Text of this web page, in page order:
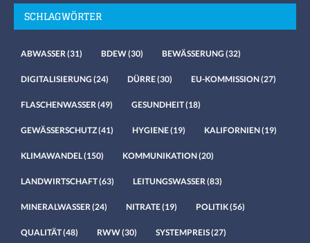
SCHLAGWÖRTER
ABWASSER(31) BDEW(30) BEWÄSSERUNG (32)
DIGITALISIERUNG (24) DÜRRE(30) EU-KOMMISSION(27)
FLASCHENWASSER(49) GESUNDHEIT(18)
GEWÄSSERSCHUTZ(41) HYGIENE(19) KALIFORNIEN(19)
KLIMAWANDEL(150) KOMMUNIKATION(20)
LANDWIRTSCHAFT(63) LEITUNGSWASSER(83)
MINERALWASSER(24) NITRATE(19) POLITIK(56)
QUALITÄT(48) RWW(30) SYSTEMPREIS(27)